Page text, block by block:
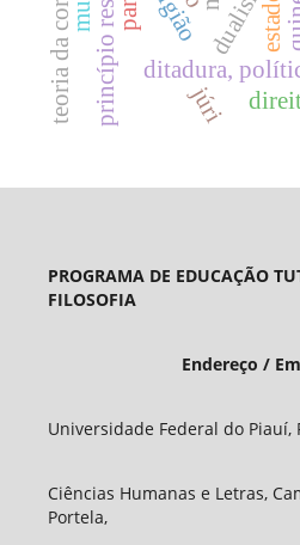
ditadura,
estado
júri
PROGRAMA DE EDUCAÇÃO
FILOSOFIA
Endereço /
Universidade Federal do Piauí,
Ciências Humanas e Letras,
Portela,